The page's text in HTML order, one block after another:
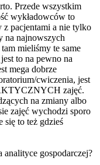
Przede wszystkim
wykładowców to
z pacjentami a nie tylko
na najnowszych
mieliśmy te same
to na pewno na
mega dobrze
cwiczenia, jest
zajęć.
na zmiany albo
zajęć wychodzi sporo
się to też gdzieś
analityce gospodarczej?